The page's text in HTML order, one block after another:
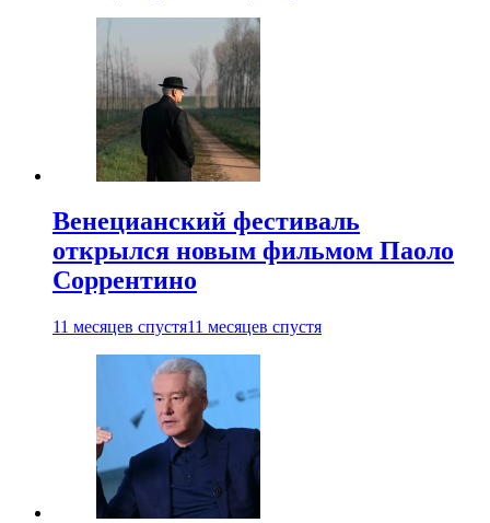
Венецианский фестиваль
открылся новым фильмом Паоло
Соррентино
11 месяцев спустя11 месяцев спустя